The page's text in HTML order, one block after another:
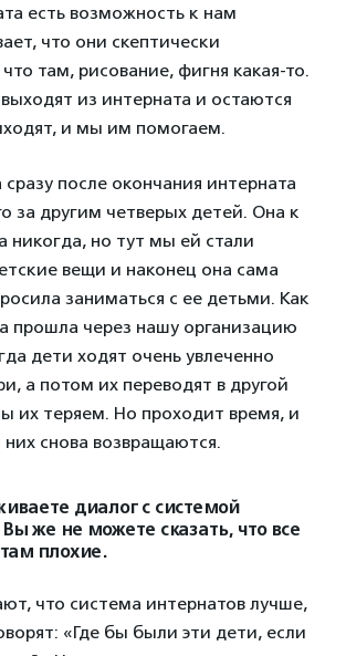
есть возможность к нам
что они скептически
что там, рисование, фигня какая-то.
из интерната и остаются
и мы им помогаем.
после окончания интерната
за другим четверых детей. Она к
никогда, но тут мы ей стали
вещи и наконец она сама
заниматься с ее детьми. Как
прошла через нашу организацию
дети ходят очень увлеченно
а потом их переводят в другой
их теряем. Но проходит время, и
снова возвращаются.
диалог с системой
же не можете сказать, что все
плохие.
что система интернатов лучше,
«Где бы были эти дети, если